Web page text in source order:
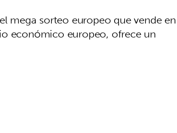
mega sorteo europeo que vende en
económico europeo, ofrece un